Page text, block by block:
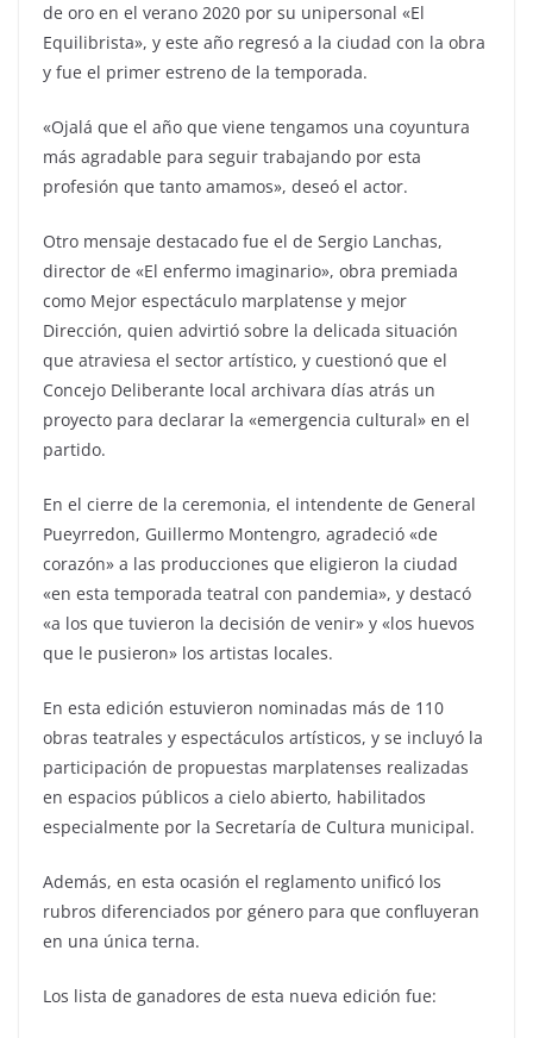
de oro en el verano 2020 por su unipersonal «El
Equilibrista», y este año regresó a la ciudad con la obra
y fue el primer estreno de la temporada.
«Ojalá que el año que viene tengamos una coyuntura
más agradable para seguir trabajando por esta
profesión que tanto amamos», deseó el actor.
Otro mensaje destacado fue el de Sergio Lanchas,
director de «El enfermo imaginario», obra premiada
como Mejor espectáculo marplatense y mejor
Dirección, quien advirtió sobre la delicada situación
que atraviesa el sector artístico, y cuestionó que el
Concejo Deliberante local archivara días atrás un
proyecto para declarar la «emergencia cultural» en el
partido.
En el cierre de la ceremonia, el intendente de General
Pueyrredon, Guillermo Montengro, agradeció «de
corazón» a las producciones que eligieron la ciudad
«en esta temporada teatral con pandemia», y destacó
«a los que tuvieron la decisión de venir» y «los huevos
que le pusieron» los artistas locales.
En esta edición estuvieron nominadas más de 110
obras teatrales y espectáculos artísticos, y se incluyó la
participación de propuestas marplatenses realizadas
en espacios públicos a cielo abierto, habilitados
especialmente por la Secretaría de Cultura municipal.
Además, en esta ocasión el reglamento unificó los
rubros diferenciados por género para que confluyeran
en una única terna.
Los lista de ganadores de esta nueva edición fue: